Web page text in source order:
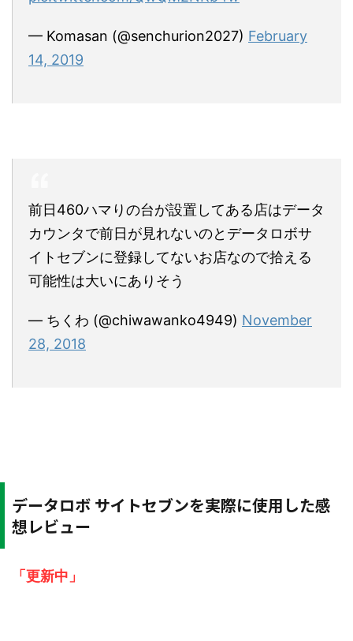
— Komasan (@senchurion2027) February
14, 2019
前日460ハマりの台が設置してある店はデータ
カウンタで前日が見れないのとデータロボサ
イトセブンに登録してないお店なので拾える
可能性は大いにありそう
— ちくわ (@chiwawanko4949) November
28, 2018
データロボ サイトセブンを実際に使用した感
想レビュー
「更新中」